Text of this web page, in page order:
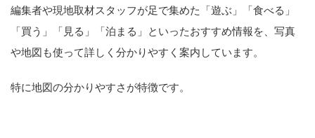
編集者や現地取材スタッフが足で集めた「遊ぶ」「食べる」
「買う」「見る」「泊まる」といったおすすめ情報を、写真
や地図も使って詳しく分かりやすく案内しています。
特に地図の分かりやすさが特徴です。